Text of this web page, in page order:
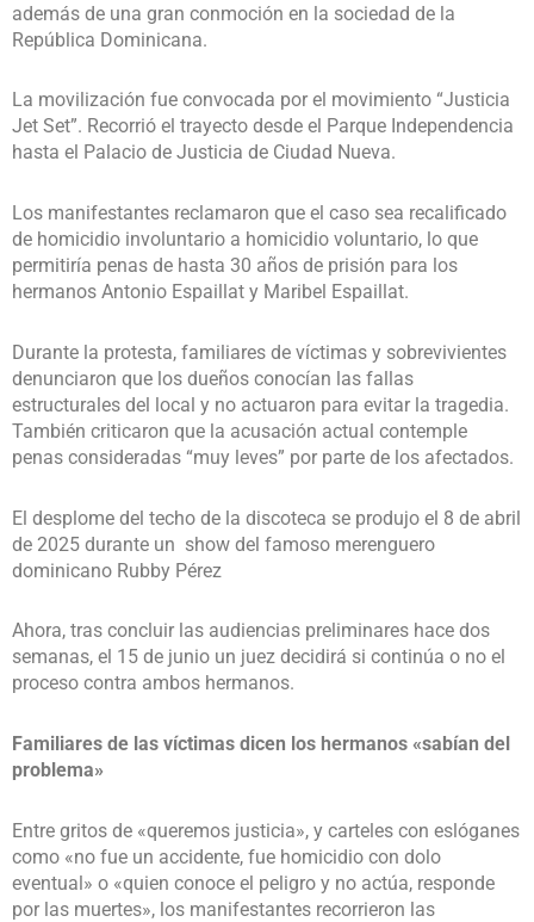
además de una gran conmoción en la sociedad de la
República Dominicana.
La movilización fue convocada por el movimiento “Justicia
Jet Set”. Recorrió el trayecto desde el Parque Independencia
hasta el Palacio de Justicia de Ciudad Nueva.
Los manifestantes reclamaron que el caso sea recalificado
de homicidio involuntario a homicidio voluntario, lo que
permitiría penas de hasta 30 años de prisión para los
hermanos Antonio Espaillat y Maribel Espaillat.
Durante la protesta, familiares de víctimas y sobrevivientes
denunciaron que los dueños conocían las fallas
estructurales del local y no actuaron para evitar la tragedia.
También criticaron que la acusación actual contemple
penas consideradas “muy leves” por parte de los afectados.
El desplome del techo de la discoteca se produjo el 8 de abril
de 2025 durante un show del famoso merenguero
dominicano Rubby Pérez
Ahora, tras concluir las audiencias preliminares hace dos
semanas, el 15 de junio un juez decidirá si continúa o no el
proceso contra ambos hermanos.
Familiares de las víctimas dicen los hermanos «sabían del
problema»
Entre gritos de «queremos justicia», y carteles con eslóganes
como «no fue un accidente, fue homicidio con dolo
eventual» o «quien conoce el peligro y no actúa, responde
por las muertes», los manifestantes recorrieron las